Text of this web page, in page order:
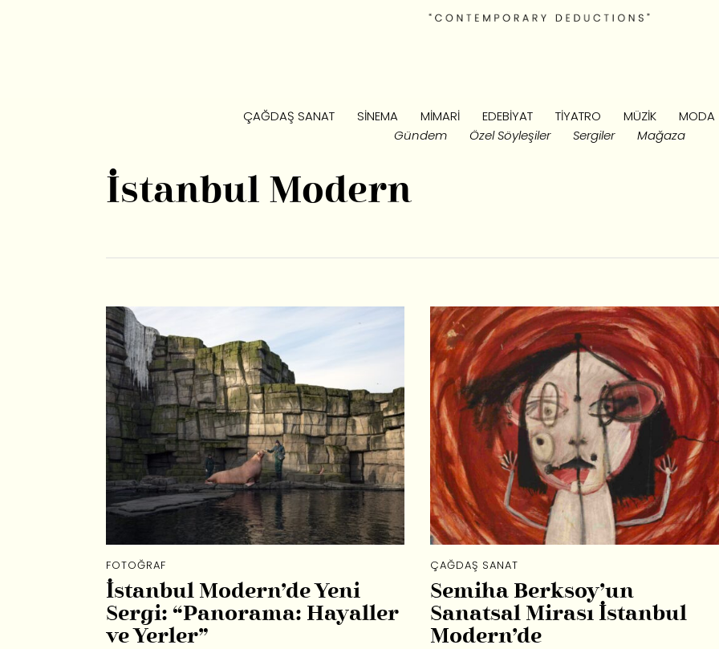
ÇAĞDAŞ SANAT SINEMA MIMARI EDEBIYAT TIYATRO MÜZIK
MODA
Gündem
Özel Söyleşiler Sergiler Mağaza
İstanbul Modern
FOTOĞRAF
İstanbul Modern’de Yeni
Sergi: “Panorama: Hayaller
ve Yerler”
ÇAĞDAŞ SANAT
Semiha Berksoy’un
Sanatsal Mirası İstanbul
Modern’de